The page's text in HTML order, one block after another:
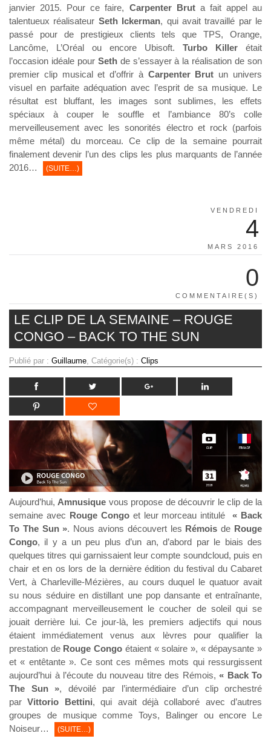
janvier 2015. Pour ce faire, Carpenter Bruta fait appel au
talentueux réalisateur Seth Ickerman, qui avait travaillé par le
passé pour de prestigieux clients tels que TPS, Orange,
Lancôme, L’Oréal ou encore Ubisoft. Turbo Killer était
l’occasion idéale pour Sethde s’essayer à la réalisation de son
premier clip musical et d’offrir à Carpenter Brut un univers
visuel en parfaite adéquation avec l’esprit de sa musique. Le
résultat est bluffant, les images sont sublimes, les effets
spéciaux à couper le souffle et l’ambiance 80’s colle
merveilleusement avec les sonorités électro et rock (parfois
même métal) du morceau. Ce clip de la semaine pourrait
finalement devenir l’un des clips les plus marquants de l’année
2016…
(SUITE…)
VENDREDI
4
MARS 2016
0
COMMENTAIRE(S)
LE CLIP DE LA SEMAINE – ROUGE
CONGO – BACK TO THE SUN
Publié par : Guillaume , Catégorie(s) : Clips
Aujourd’hui, Amnusique vous propose de découvrir le clip de la
semaine avec Rouge Congo et leur morceau intitulé
« Back
To The Sun ». Nous avions découvert les Rémoisde Rouge
Congo, il y a un peu plus d’un an, d’abord par le biais des
quelques titres qui garnissaient leur compte soundcloud, puis en
chair et en os lors de la dernière édition du festival du Cabaret
Vert, à Charleville-Mézières, au cours duquel le quatuor avait
su nous séduire en distillant une pop dansante et entraînante,
accompagnant merveilleusement le coucher de soleil qui se
jouait derrière lui. Ce jour-là, les premiers adjectifs qui nous
étaient immédiatement venus aux lèvres pour qualifier la
prestation de Rouge Congo étaient « solaire », « dépaysante »
et « entêtante ». Ce sont ces mêmes mots qui ressurgissent
aujourd’hui à l’écoute du nouveau titre des Rémois, « Back To
The Sun », dévoilé par l’intermédiaire d’un clip orchestré
parVittorio Bettini, qui avait déjà collaboré avec d’autres
groupes de musique comme Toys, Balinger ou encore Le
Noiseur…
(SUITE…)